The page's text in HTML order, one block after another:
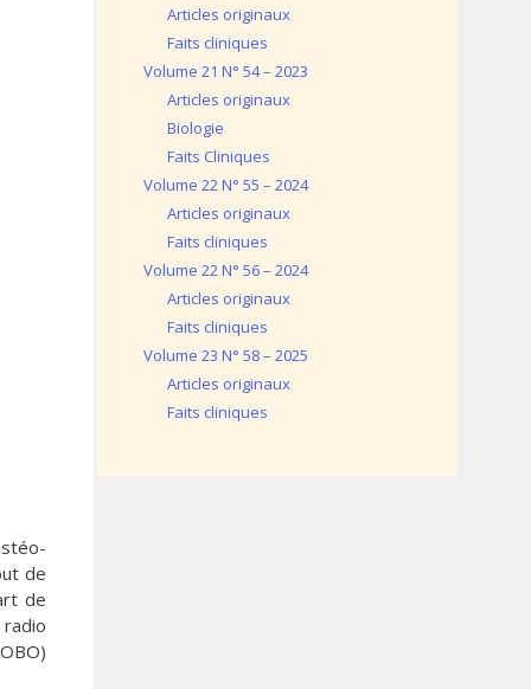
de
de
Articles originaux
Faits cliniques
Volume 21 N° 54 – 2023
Articles originaux
Biologie
Faits Cliniques
Volume 22 N° 55 – 2024
Articles originaux
Faits cliniques
Volume 22 N° 56 – 2024
Articles originaux
Faits cliniques
Volume 23 N° 58 – 2025
Articles originaux
Faits cliniques